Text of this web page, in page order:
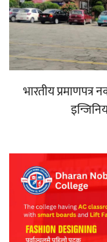
भारतीय प्रमाणपत्र